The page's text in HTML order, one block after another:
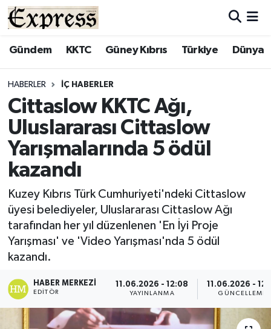
Gündem KKTC Güney Kıbrıs Türkiye Dünya
HABERLER İÇ HABERLER
Cittaslow KKTC Ağı,
Uluslararası Cittaslow
Yarışmalarında 5 ödül
kazandı
Kuzey Kıbrıs Türk Cumhuriyeti'ndeki Cittaslow
üyesi belediyeler, Uluslararası Cittaslow Ağı
tarafından her yıl düzenlenen 'En İyi Proje
Yarışması' ve 'Video Yarışması'nda 5 ödül
kazandı.
HABER MERKEZI
EDITÖR
11.06.2026 - 12:08
YAYINLANMA
11.06.2026 -
GÜNCELLEME
ALAYKÖY
BİLİM
ÇATALKÖY
DÜNYA
EĞİTİM
EKONOMİ
ENGLISH
ESENTEPE
GAZİMAĞUSA
Hava Durumu
Süper Lig Puan Durumu ve Fikstür
Tüm Manşetler
Son Dakika Haberleri
Haber Arşivi